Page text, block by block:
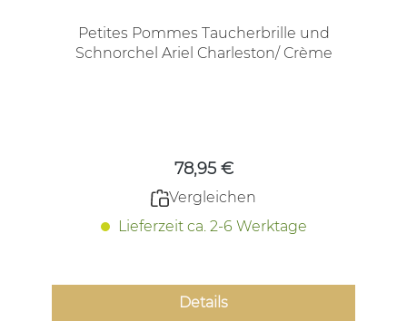
Petites Pommes Taucherbrille und
Schnorchel Ariel Charleston/ Crème
78,95 €
Vergleichen
Lieferzeit ca. 2-6 Werktage
Details